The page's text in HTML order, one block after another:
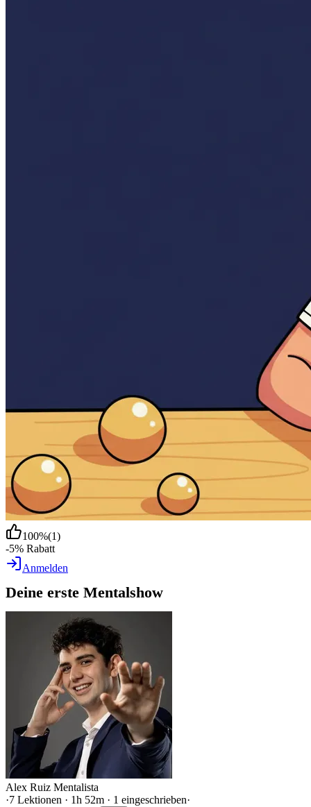
100%(1)
-5% Rabatt
Anmelden
Deine erste Mentalshow
Alex Ruiz Mentalista
·7 Lektionen · 1h 52m · 1 eingeschrieben·